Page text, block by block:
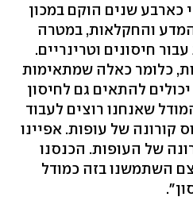
כארבע שנים הוקם במכון
והחקלאות, במטרה
חיסונים וטרינריים.
כלומר כאלה שמתאימות
להתאים גם לחיסון
שאנחנו רוצים לעבוד
קורונה של עופות. אפיינו
של העופות. הכנסנו
השתמשנו בזה כמודל